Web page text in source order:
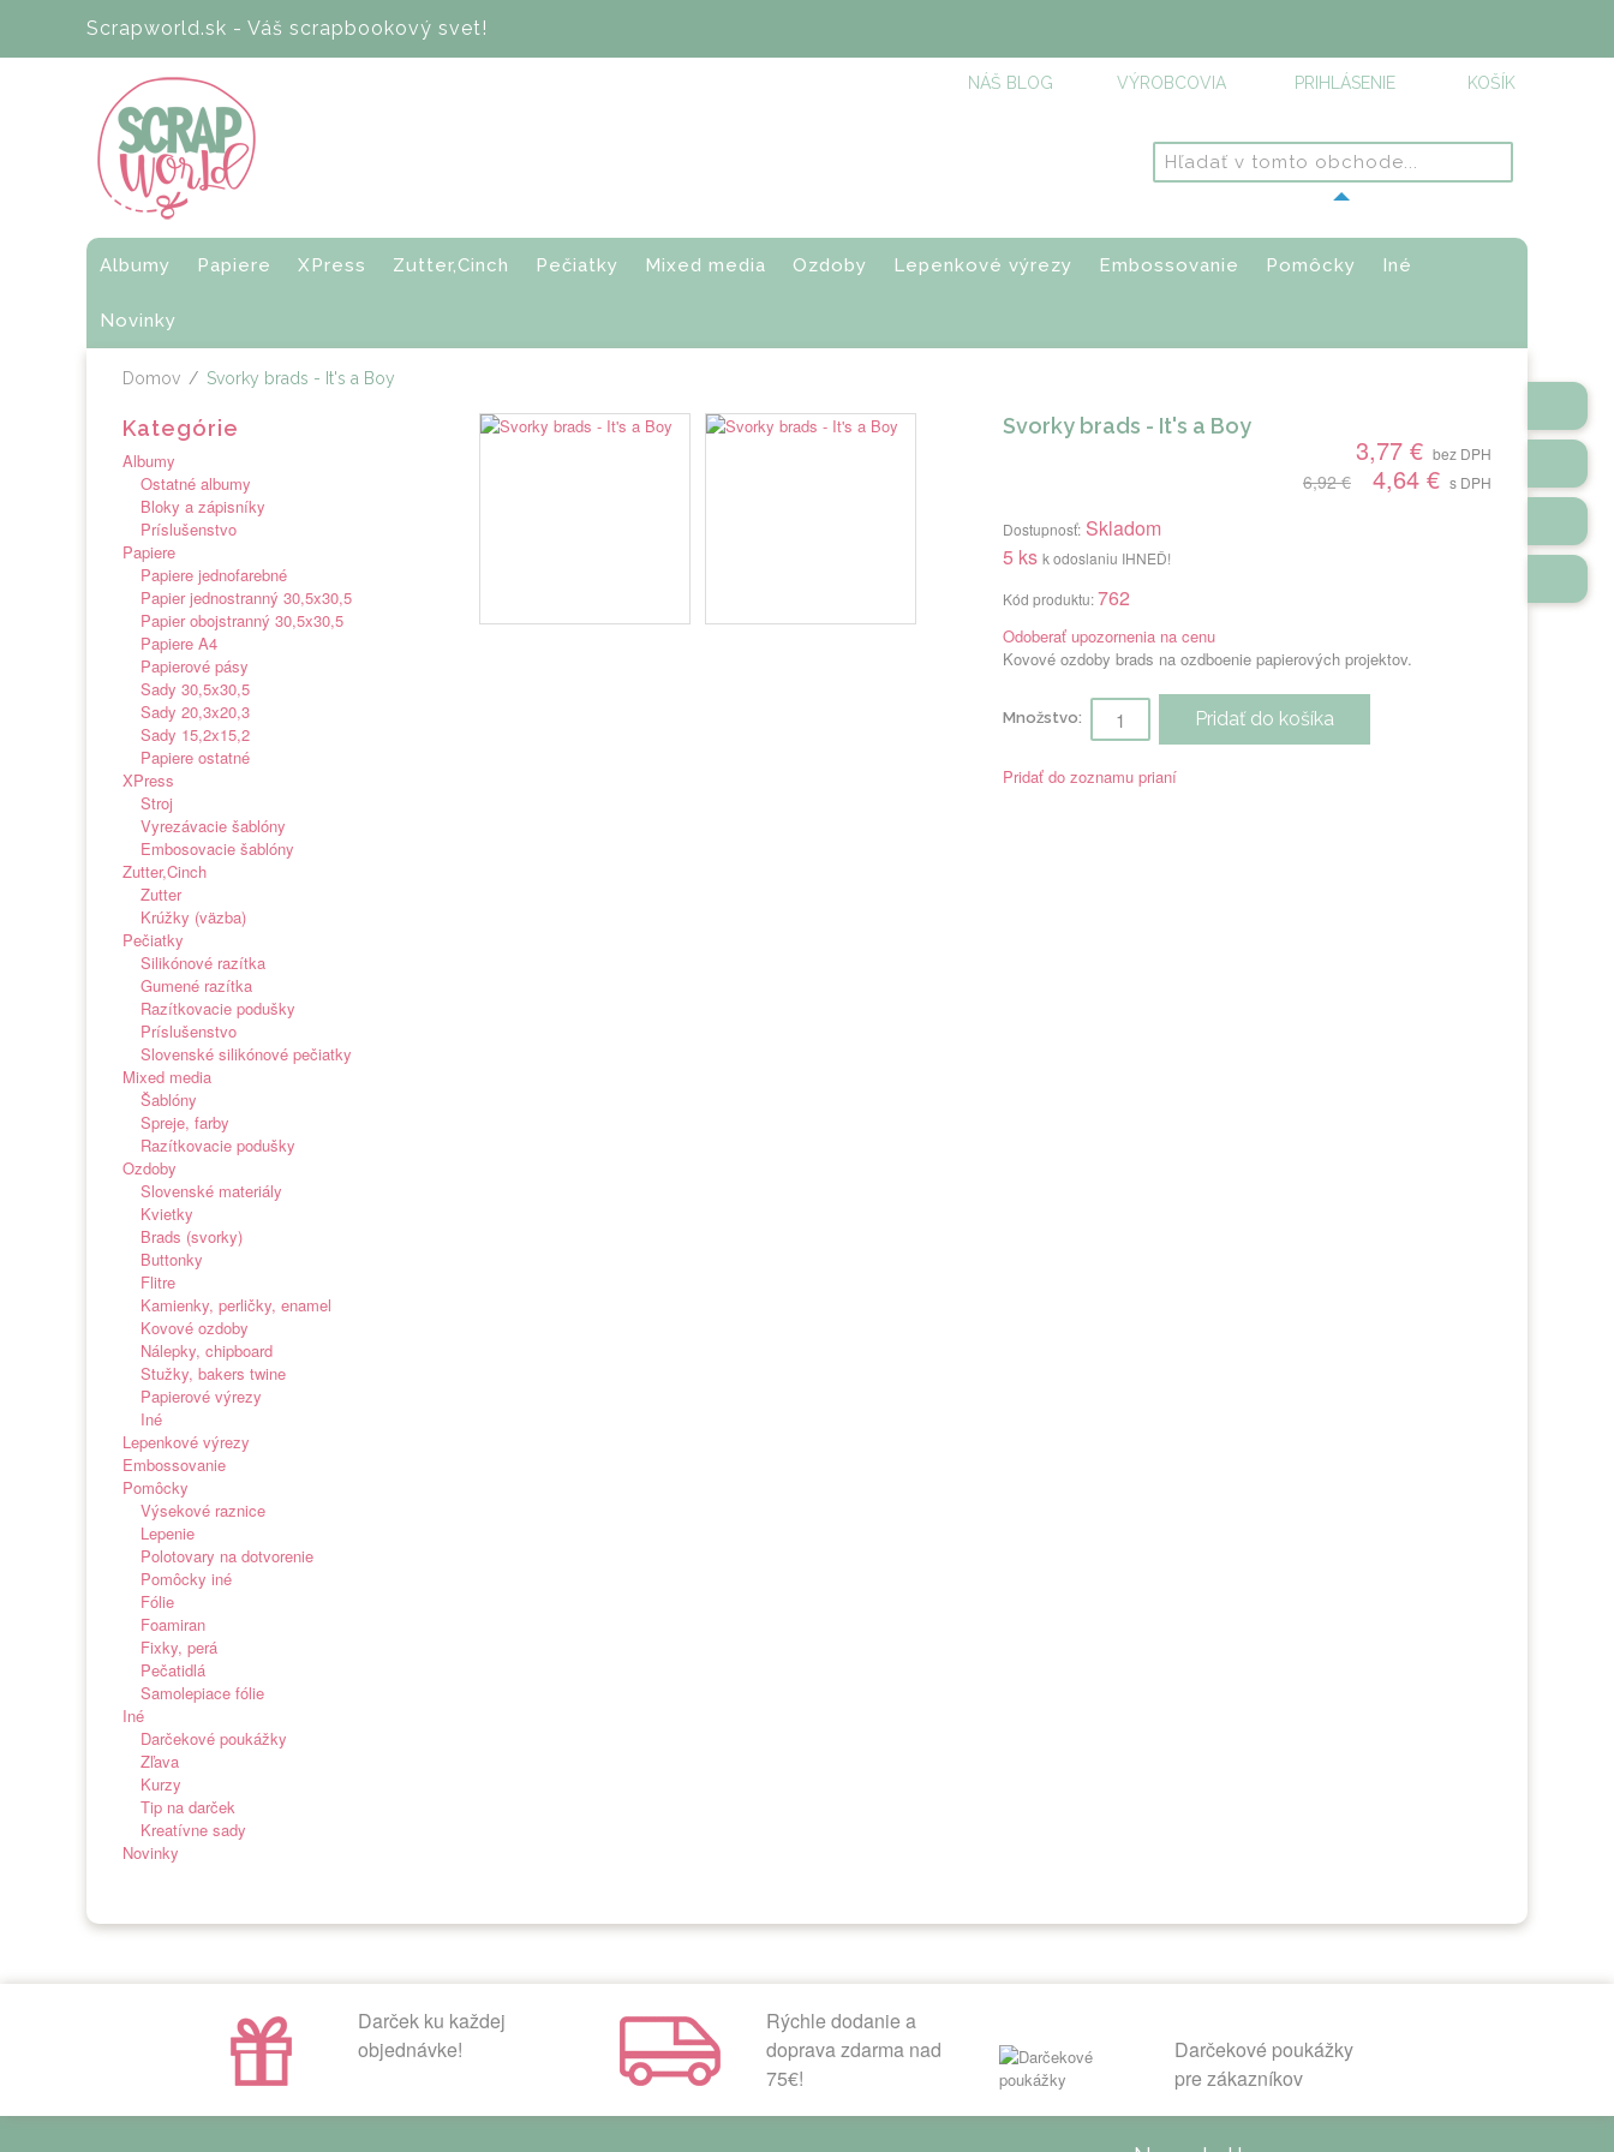
Scrapworld.sk - Váš scrapbookový svet!
NÁŠ BLOG VÝROBCOVIA PRIHLÁSENIE KOŠÍK
Albumy Papiere XPress Zutter,Cinch Pečiatky Mixed media Ozdoby Lepenkové výrezy Embossovanie Pomôcky Iné
Novinky
Domov / Svorky brads - It's a Boy
Svorky brads - It's a Boy
6,92 €
3,77 € bez DPH
4,64 € s DPH
Dostupnosť: Skladom
5 ks k odoslaniu IHNEĎ!
Kód produktu:762
Odoberať upozornenia na cenu
Kovové ozdoby brads na ozdboenie papierových projektov.
Množstvo: Pridať do košíka
Pridať do zoznamu prianí
Kategórie
Albumy
Ostatné albumy
Bloky a zápisníky
Príslušenstvo
Papiere
Papiere jednofarebné
Papier jednostranný 30,5x30,5
Papier obojstranný 30,5x30,5
Papiere A4
Papierové pásy
Sady 30,5x30,5
Sady 20,3x20,3
Sady 15,2x15,2
Papiere ostatné
XPress
Stroj
Vyrezávacie šablóny
Embosovacie šablóny
Zutter,Cinch
Zutter
Krúžky (väzba)
Pečiatky
Silikónové razítka
Gumené razítka
Razítkovacie podušky
Príslušenstvo
Slovenské silikónové pečiatky
Mixed media
Šablóny
Spreje, farby
Razítkovacie podušky
Ozdoby
Slovenské materiály
Kvietky
Brads (svorky)
Buttonky
Flitre
Kamienky, perličky, enamel
Kovové ozdoby
Nálepky, chipboard
Stužky, bakers twine
Papierové výrezy
Iné
Lepenkové výrezy
Embossovanie
Pomôcky
Výsekové raznice
Lepenie
Polotovary na dotvorenie
Pomôcky iné
Fólie
Foamiran
Fixky, perá
Pečatidlá
Samolepiace fólie
Iné
Darčekové poukážky
Zľava
Kurzy
Tip na darček
Kreatívne sady
Novinky
Darček ku každej
objednávke!
Rýchle dodanie a
doprava zdarma nad
75€!
Darčekové poukážky
pre zákazníkov